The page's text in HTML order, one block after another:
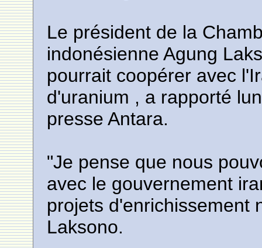
Le président de la
indonésienne Agung
pourrait coopérer avec
d'uranium , a rapporté
presse Antara.
"Je pense que nous
avec le gouvernement
projets d'enrichissement
Laksono.